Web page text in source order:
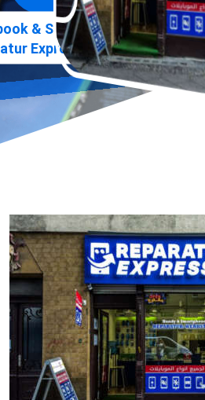
& Smartphone Praxis»
Express Berlin